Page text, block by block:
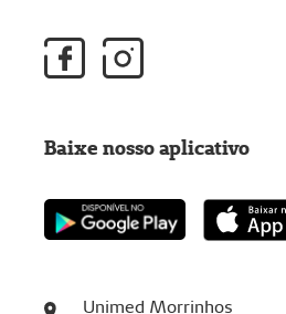
Unimed Morrinhos
Baixe nosso aplicativo